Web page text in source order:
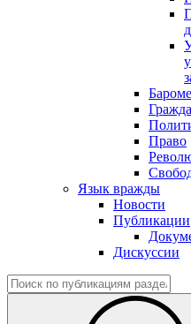
Право
Язык вражды
Новости
Публикации
Дискуссии